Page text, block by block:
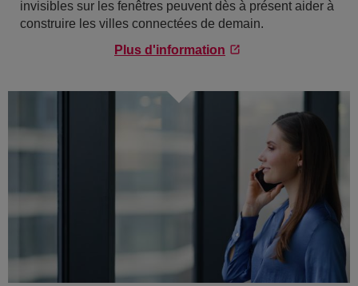
invisibles sur les fenêtres peuvent dès à présent aider à
construire les villes connectées de demain.
Plus d'information